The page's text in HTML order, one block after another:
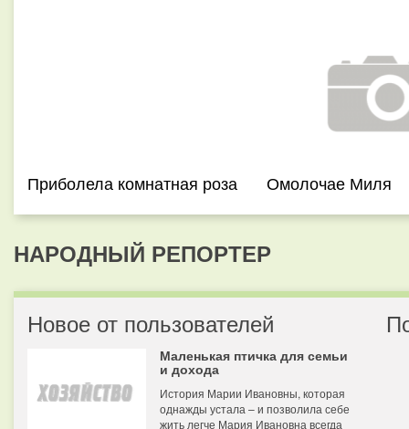
Приболела комнатная роза Омолочае Миля
НАРОДНЫЙ РЕПОРТЕР
Новое от пользователей
Маленькая птичка для семьи
и дохода
История Марии Ивановны, которая
однажды устала – и позволила себе
жить легче Мария Ивановна всегда